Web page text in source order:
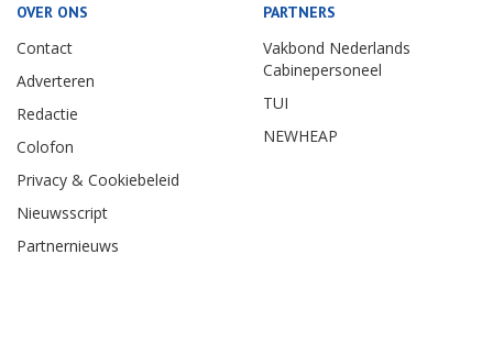
OVER ONS
Contact
Adverteren
Redactie
Colofon
Privacy & Cookiebeleid
Nieuwsscript
Partnernieuws
PARTNERS
Vakbond Nederlands
Cabinepersoneel
TUI
NEWHEAP